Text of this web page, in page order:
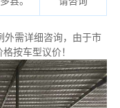
外需详细咨询，由于市
按车型议价！